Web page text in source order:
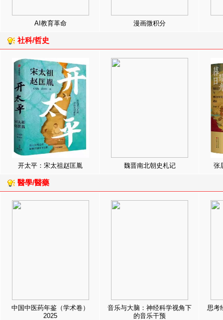
AI教育革命 漫画微积分
社科/哲史
开太平：宋太祖赵匡胤 魏晋南北朝史札记 张
醫學/醫藥
中国中医药年鉴（学术卷）
2025
音乐与大脑：神经科学视角下
的音乐干预
思考